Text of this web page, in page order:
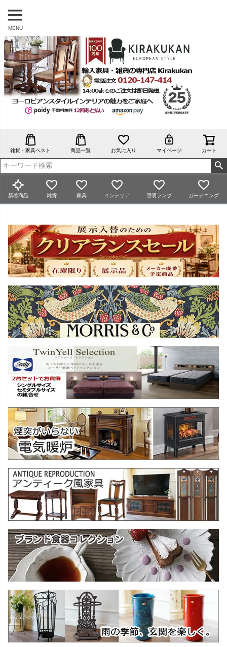
MENU
雑貨・家具ベスト 商品一覧 お気に入り マイページ カート
新着商品 雑貨 家具 インテリア 照明ランプ ガーデニング